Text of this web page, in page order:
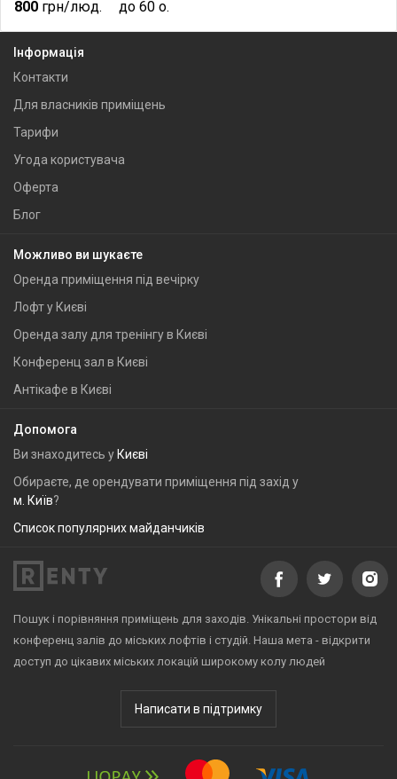
800 грн/люд. до 60 о.
Інформація
Контакти
Для власників приміщень
Тарифи
Угода користувача
Оферта
Блог
Можливо ви шукаєте
Оренда приміщення під вечірку
Лофт у Києві
Оренда залу для тренінгу в Києві
Конференц зал в Києві
Антікафе в Києві
Допомога
Ви знаходитесь у Києві
Обираєте, де орендувати приміщення під захід у
м. Київ?
Список популярних майданчиків
Пошук і порівняння приміщень для заходів. Унікальні простори від
конференц залів до міських лофтів і студій. Наша мета - відкрити
доступ до цікавих міських локацій широкому колу людей
Написати в підтримку